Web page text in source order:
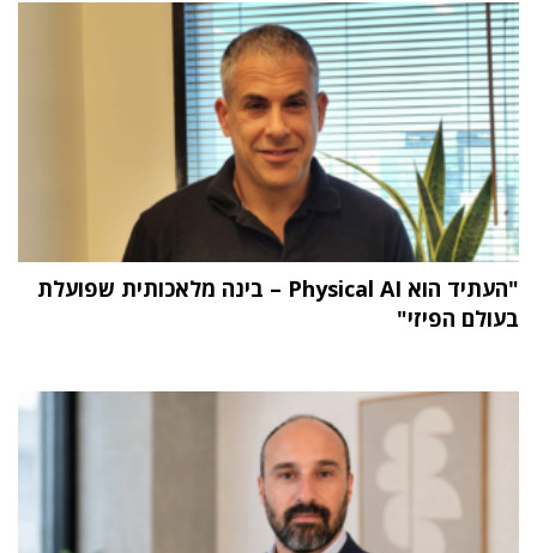
"העתיד הוא Physical AI – בינה מלאכותית שפועלת
בעולם הפיזי"